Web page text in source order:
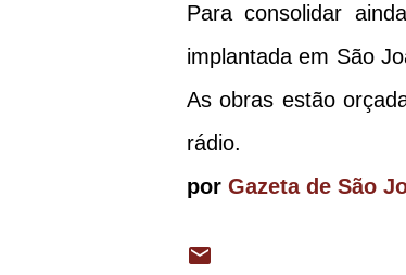
Para consolidar
implantada em São
As obras estão
rádio.
por Gazeta de São